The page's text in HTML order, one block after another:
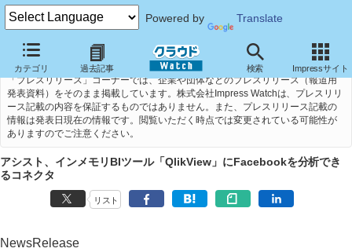
Powered by Translate
カテゴリ 過去記事 検索 Impressサイト
「プレスリリース」コーナーでは、企業や団体などのプレスリリース（報道用
発表資料）をそのまま掲載しています。株式会社Impress Watchは、プレスリリ
ース記載の内容を保証するものではありません。また、プレスリリース記載の
情報は発表日現在の情報です。閲覧いただく時点では変更されている可能性が
ありますのでご注意ください。
アシスト、インメモリBIツール「QlikView」にFacebookを分析でき
るコネクタ
リスト
NewsRelease